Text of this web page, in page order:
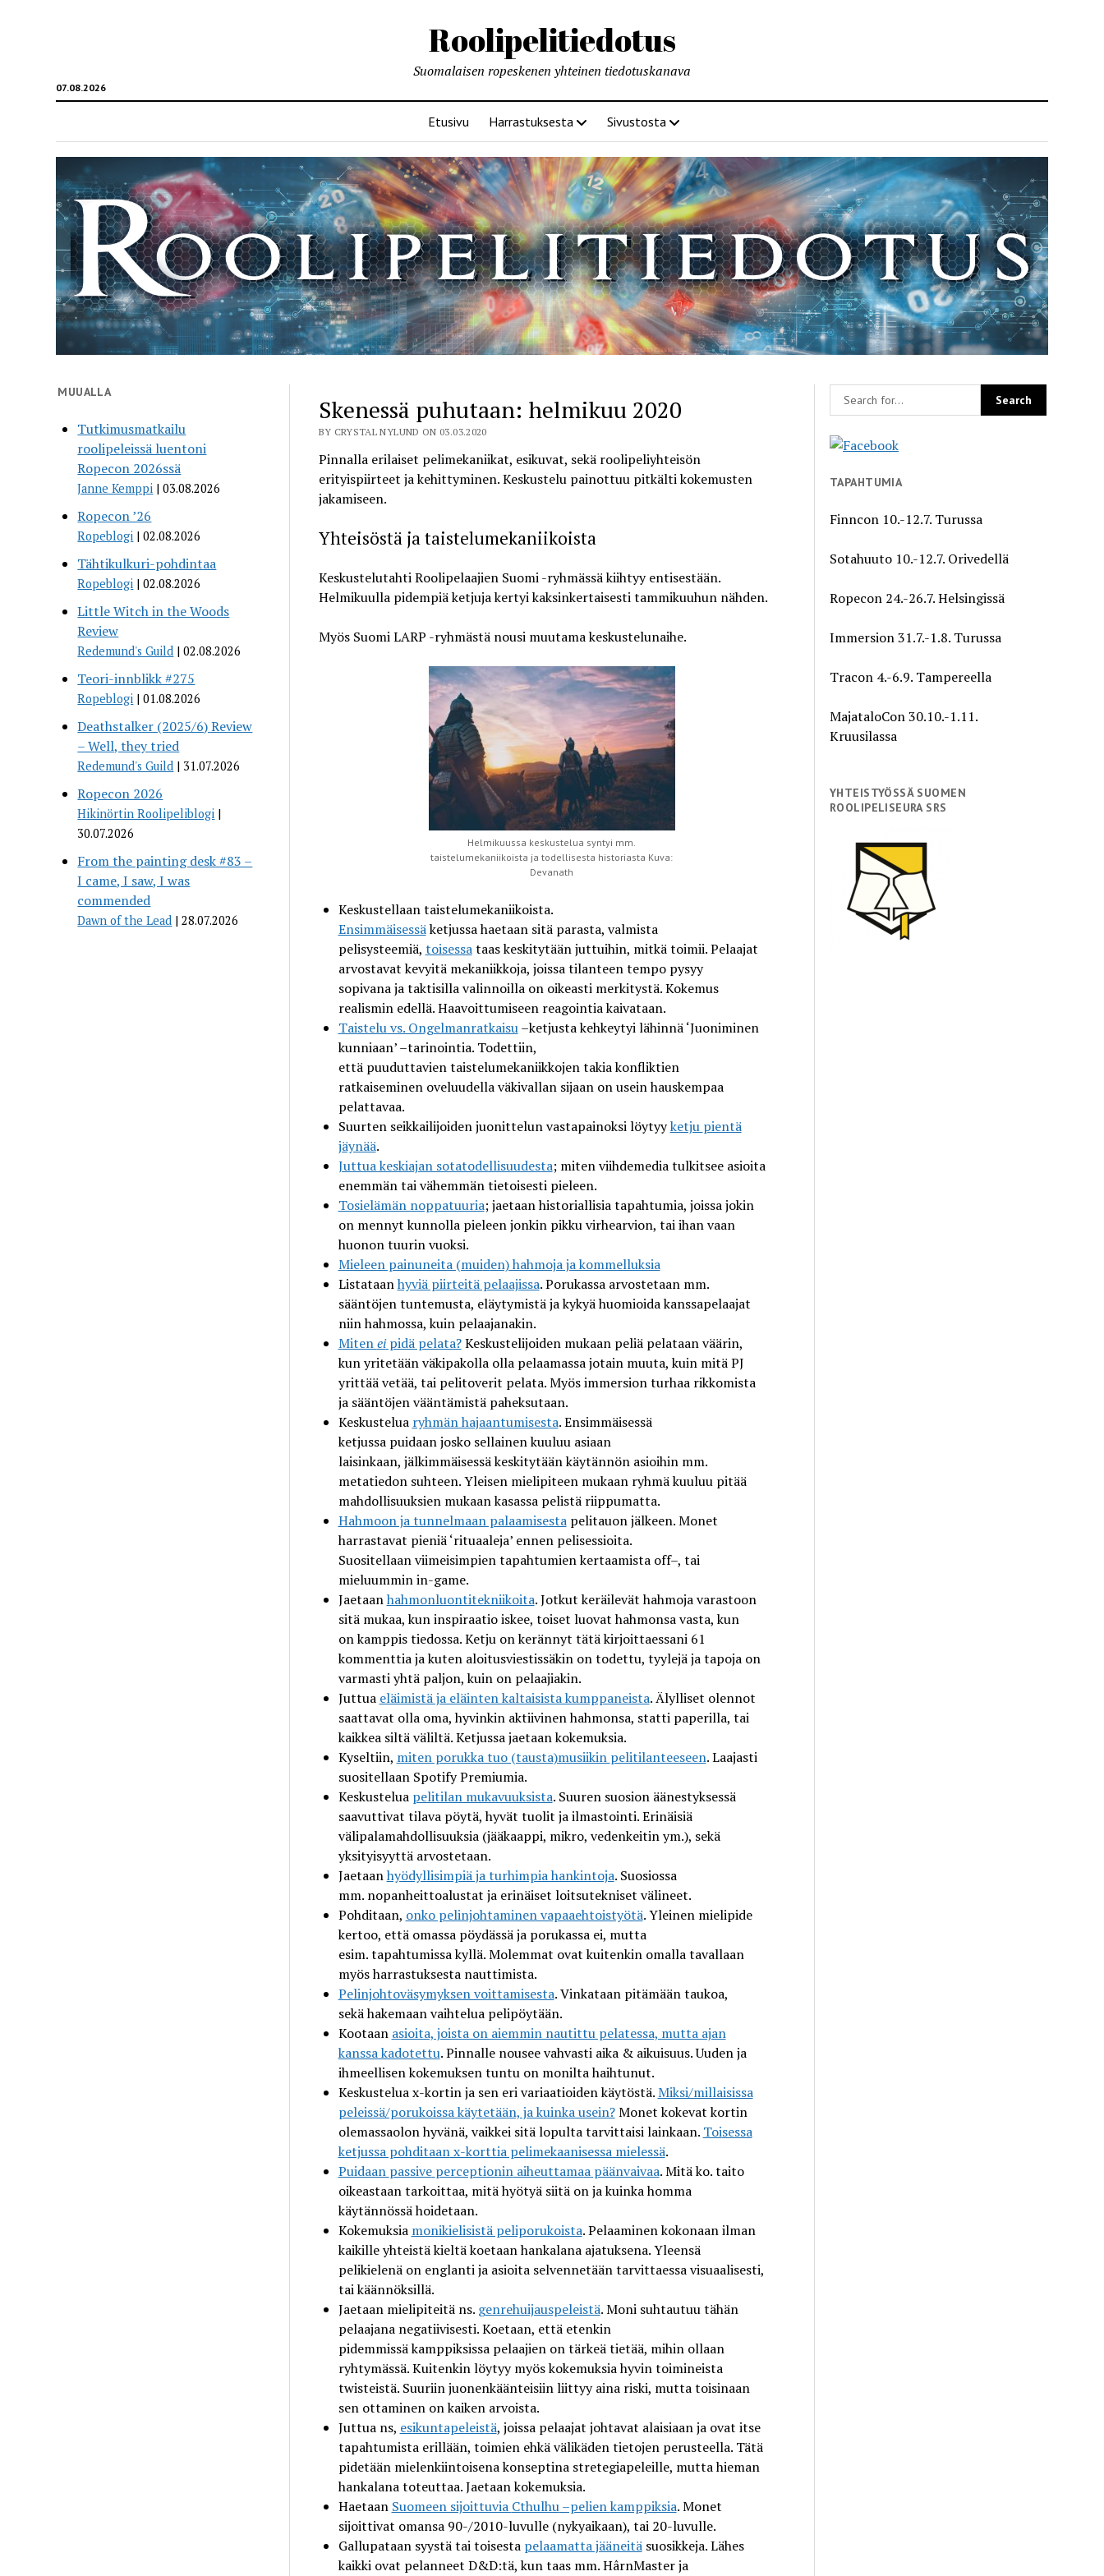
Roolipelitiedotus
07.08.2026
Suomalaisen ropeskenen yhteinen tiedotuskanava
Etusivu Harrastuksesta Sivustosta
MUUALLA
Tutkimusmatkailu
roolipeleissä luentoni
Ropecon 2026ssä
Janne Kemppi 03.08.2026
Ropecon ’26
Ropeblogi 02.08.2026
Tähtikulkuri-pohdintaa
Ropeblogi 02.08.2026
Little Witch in the Woods
Review
Redemund's Guild 02.08.2026
Teori-innblikk #275
Ropeblogi 01.08.2026
Deathstalker (2025/6) Review
– Well, they tried
Redemund's Guild 31.07.2026
Ropecon 2026
Hikinörtin Roolipeliblogi
30.07.2026
From the painting desk #83 –
I came, I saw, I was
commended
Dawn of the Lead 28.07.2026
Skenessä puhutaan: helmikuu 2020
BY CRYSTAL NYLUND ON 03.03.2020
Pinnalla erilaiset pelimekaniikat, esikuvat, sekäroolipeliyhteisön
erityispiirteet ja kehittyminen.Keskustelu painottuu pitkälti kokemusten
jakamiseen.
Yhteisöstä ja taistelumekaniikoista
Keskustelutahti Roolipelaajien Suomi -ryhmässä kiihtyy entisestään.
Helmikuulla pidempiä ketjuja kertyi kaksinkertaisesti tammikuuhun nähden.
Myös Suomi LARP -ryhmästänousi muutama keskustelunaihe.
Helmikuussa keskustelua syntyi mm.
taistelumekaniikoista ja todellisesta historiasta Kuva:
Devanath
Keskustellaan taistelumekaniikoista.
Ensimmäisessäketjussahaetaan sitä parasta, valmista
pelisysteemiä, toisessataas keskitytään juttuihin, mitkätoimii. Pelaajat
arvostavat kevyitä mekaniikkoja, joissa tilanteen tempo pysyy
sopivanajataktisilla valinnoilla on oikeasti merkitystä. Kokemus
realismin edellä. Haavoittumiseen reagointia kaivataan.
Taistelu vs. Ongelmanratkaisu–ketjusta kehkeytyi lähinnä‘Juoniminen
kunniaan’ –tarinointia. Todettiin,
että puuduttavientaistelumekaniikkojen takia konfliktien
ratkaiseminen oveluudella väkivallan sijaan on usein hauskempaa
pelattavaa.
Suurten seikkailijoiden juonittelun vastapainoksi löytyyketju pientä
jäynää.
Juttua keskiajan sotatodellisuudesta; miten viihdemedia tulkitsee asioita
enemmän tai vähemmän tietoisesti pieleen.
Tosielämän noppatuuria; jaetaan historiallisia tapahtumia, joissa jokin
on mennyt kunnolla pieleen jonkin pikku virhearvion, tai ihan vaan
huonon tuurin vuoksi.
Mieleen painuneita (muiden) hahmoja ja kommelluksia
Listataanhyviä piirteitä pelaajissa. Porukassa arvostetaan mm.
sääntöjen tuntemusta, eläytymistä jakykyä huomioida kanssapelaajat
niin hahmossa, kuin pelaajanakin.
Miteneipidä pelata?Keskustelijoiden mukaan peliä pelataan väärin,
kun yritetään väkipakolla olla pelaamassa jotain muuta, kuin mitä PJ
yrittää vetää, tai pelitoverit pelata. Myös immersion turhaa rikkomista
ja sääntöjen vääntämistä paheksutaan.
Keskustelua ryhmän hajaantumisesta.Ensimmäisessä
ketjussa puidaanjosko sellainen kuuluu asiaan
laisinkaan, jälkimmäisessäkeskitytään käytännön asioihin mm.
metatiedon suhteen.Yleisen mielipiteen mukaanryhmäkuuluu pitää
mahdollisuuksien mukaan kasassa pelistä riippumatta.
Hahmoon ja tunnelmaan palaamisestapelitauon jälkeen. Monet
harrastavat pieniä ‘rituaaleja’ ennen pelisessioita.
Suositellaanviimeisimpien tapahtumien kertaamista off–, tai
mieluummin in-game.
Jaetaanhahmonluontitekniikoita. Jotkutkeräilevät hahmoja varastoon
sitä mukaa, kun inspiraatio iskee, toiset luovat hahmonsa vasta, kun
onkamppistiedossa. Ketju on kerännyt tätä kirjoittaessani 61
kommenttia ja kuten aloitusviestissäkin on todettu, tyylejä ja tapoja on
varmasti yhtä paljon, kuin on pelaajiakin.
Juttua eläimistä ja eläinten kaltaisista kumppaneista.Älylliset olennot
saattavat olla oma, hyvinkin aktiivinenhahmonsa, stattipaperilla, tai
kaikkea siltä väliltä. Ketjussa jaetaan kokemuksia.
Kyseltiin, miten porukka tuo (tausta)musiikin pelitilanteeseen. Laajasti
suositellaan Spotify Premiumia.
Keskustelua pelitilan mukavuuksista. Suuren suosion äänestyksessä
saavuttivat tilava pöytä, hyvät tuolit ja ilmastointi. Erinäisiä
välipalamahdollisuuksia (jääkaappi, mikro, vedenkeitinym.), sekä
yksityisyyttä arvostetaan.
Jaetaanhyödyllisimpiä ja turhimpia hankintoja. Suosiossa
mm. nopanheittoalustat ja erinäiset loitsutekniset välineet.
Pohditaan, onko pelinjohtaminen vapaaehtoistyötä. Yleinen mielipide
kertoo, että omassa pöydässä ja porukassa ei, mutta
esim.tapahtumissakyllä.Molemmat ovat kuitenkin omalla tavallaan
myös harrastuksesta nauttimista.
Pelinjohtoväsymyksen voittamisesta. Vinkataan pitämään taukoa,
sekähakemaan vaihtelua pelipöytään.
Kootaan asioita, joista on aiemmin nautittu pelatessa, mutta ajan
kanssa kadotettu. Pinnalle nousee vahvasti aika &aikuisuus.Uuden ja
ihmeellisen kokemuksen tuntu on monilta haihtunut.
Keskustelua x-kortinja sen eri variaatioidenkäytöstä.Miksi/millaisissa
peleissä/porukoissa käytetään, ja kuinka usein?Monet kokevat kortin
olemassaolon hyvänä, vaikkei sitälopultatarvittaisi lainkaan. Toisessa
ketjussa pohditaanx-korttia pelimekaanisessa mielessä.
Puidaan passive perceptioninaiheuttamaapäänvaivaa. Mitä ko. taito
oikeastaan tarkoittaa, mitä hyötyä siitä on ja kuinka homma
käytännössä hoidetaan.
Kokemuksia monikielisistä peliporukoista. Pelaaminen kokonaan ilman
kaikille yhteistä kieltä koetaan hankalana ajatuksena. Yleensä
pelikielenä on englanti ja asioita selvennetään tarvittaessa visuaalisesti,
taikäännöksillä.
Jaetaan mielipiteitä ns. genrehuijauspeleistä.Moni suhtautuu tähän
pelaajana negatiivisesti. Koetaan, että etenkin
pidemmissäkamppiksissapelaajien on tärkeä tietää, mihin ollaan
ryhtymässä. Kuitenkin löytyy myös kokemuksia hyvin toimineista
twisteistä. Suuriin juonenkäänteisiin liittyy aina riski, mutta toisinaan
sen ottaminen on kaiken arvoista.
Juttua ns, esikuntapeleistä, joissa pelaajat johtavat alaisiaan ja ovat itse
tapahtumista erillään, toimien ehkä välikäden tietojen perusteella.Tätä
pidetään mielenkiintoisena konseptina stretegiapeleille, mutta hieman
hankalana toteuttaa. Jaetaan kokemuksia.
Haetaan Suomeen sijoittuvia Cthulhu–pelienkamppiksia. Monet
sijoittivat omansa 90-/2010-luvulle(nykyaikaan), tai 20-luvulle.
Gallupataansyystä tai toisesta pelaamatta jääneitäsuosikkeja.Lähes
kaikki ovat pelanneet D&D:tä, kun taas mm.HârnMasterja
TAPAHTUMIA
Finncon 10.-12.7. Turussa
Sotahuuto 10.-12.7. Orivedellä
Ropecon 24.-26.7. Helsingissä
Immersion 31.7.-1.8. Turussa
Tracon 4.-6.9. Tampereella
MajataloCon 30.10.-1.11.
Kruusilassa
YHTEISTYÖSSÄ SUOMEN
ROOLIPELISEURA SRS